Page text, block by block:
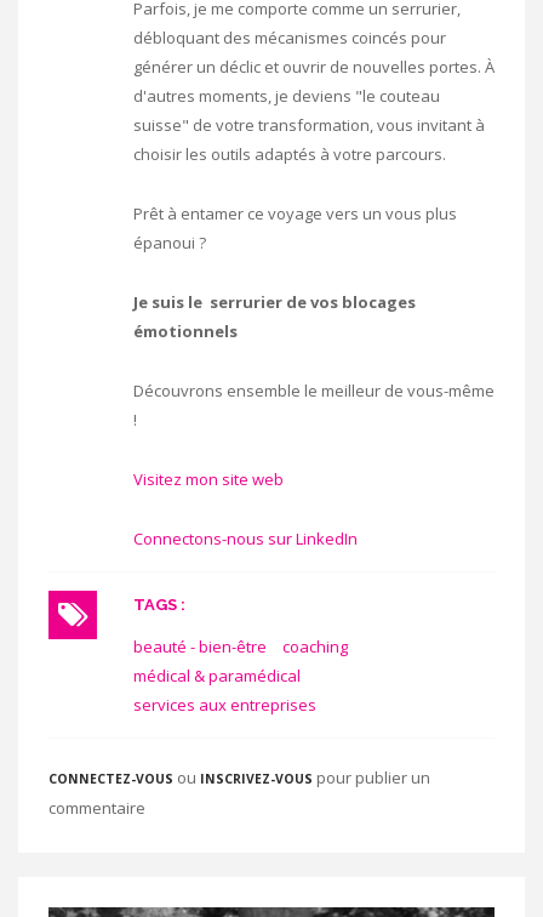
Parfois, je me comporte comme un serrurier,
débloquant des mécanismes coincés pour
générer un déclic et ouvrir de nouvelles portes. À
d'autres moments, je deviens "le couteau
suisse" de votre transformation, vous invitant à
choisir les outils adaptés à votre parcours.
Prêt à entamer ce voyage vers un vous plus
épanoui ?
Je suis le serrurier de vos blocages
émotionnels
Découvrons ensemble le meilleur de vous-même
!
Visitez mon site web
Connectons-nous sur LinkedIn
TAGS :
beauté - bien-être
coaching
médical & paramédical
services aux entreprises
CONNECTEZ-VOUS ou INSCRIVEZ-VOUS pour publier un
commentaire